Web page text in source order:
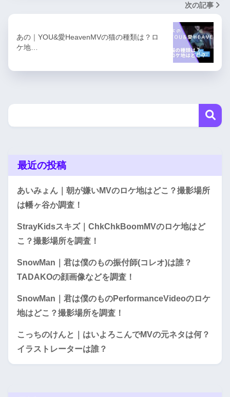
次の記事
あの｜YOU&愛HeavenMVの猫の種類は？ロ
ケ地…
最近の投稿
あいみょん｜朝が嫌いMVのロケ地はどこ？撮影場所
は幡ヶ谷か調査！
StrayKidsスキズ｜ChkChkBoomMVのロケ地はど
こ？撮影場所を調査！
SnowMan｜君は僕のもの振付師(コレオ)は誰？
TADAKOの顔画像などを調査！
SnowMan｜君は僕のものPerformanceVideoのロケ
地はどこ？撮影場所を調査！
こっちのけんと｜はいよろこんでMVの元ネタは何？
イラストレーターは誰？